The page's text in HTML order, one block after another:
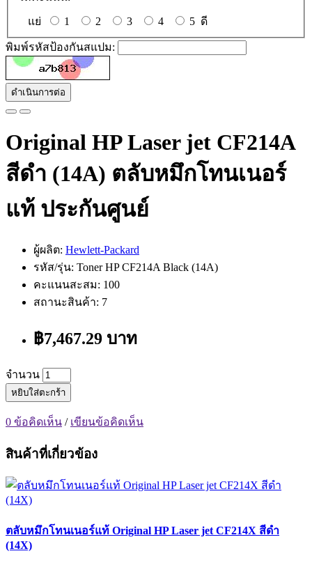
แย่ 1 2 3 4 5 ดี
พิมพ์รหัสป้องกันสแปม:
ดำเนินการต่อ
Original HP Laser jet CF214A
สีดำ (14A) ตลับหมึกโทนเนอร์
แท้ ประกันศูนย์
ผู้ผลิต: Hewlett-Packard
รหัส/รุ่น: Toner HP CF214A Black (14A)
คะแนนสะสม: 100
สถานะสินค้า: 7
฿7,467.29 บาท
จำนวน
หยิบใส่ตะกร้า
0 ข้อคิดเห็น / เขียนข้อคิดเห็น
สินค้าที่เกี่ยวข้อง
ตลับหมึกโทนเนอร์แท้ Original HP Laser jet CF214X สีดำ
(14X)